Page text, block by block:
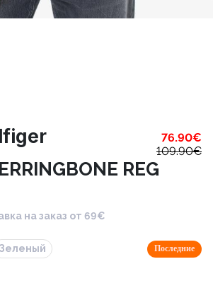
76.90€
109.90€
REG
на заказ от 69€
Зеленый Последние